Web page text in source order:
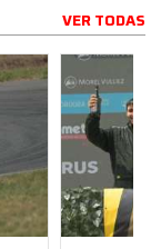
VER TODAS